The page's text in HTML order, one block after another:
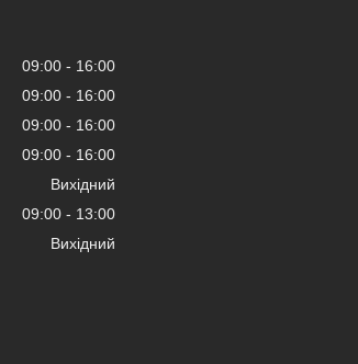
09:00
16:00
09:00
16:00
09:00
16:00
09:00
16:00
Вихідний
09:00
13:00
Вихідний